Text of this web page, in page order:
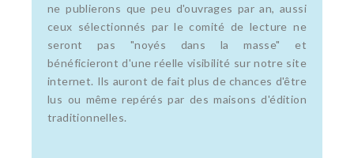
ne publierons que peu d'ouvrages par an, aussi
ceux sélectionnés par le comité de lecture ne
seront pas "noyés dans la masse" et
bénéficieront d'une réelle visibilité sur notre site
internet. Ils auront de fait plus de chances d'être
lus ou même repérés par des maisons d'édition
traditionnelles.